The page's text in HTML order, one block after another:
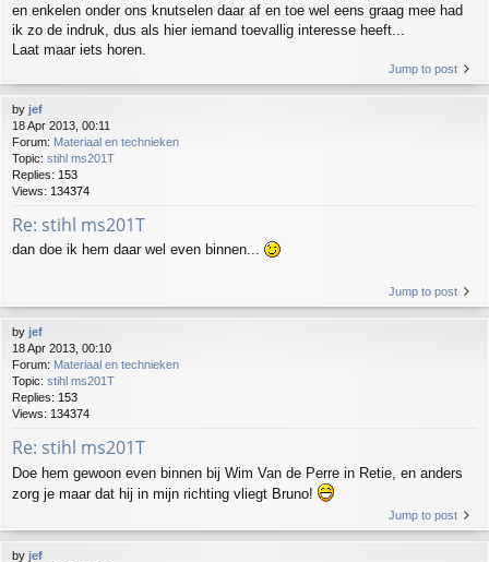
en enkelen onder ons knutselen daar af en toe wel eens graag mee had
ik zo de indruk, dus als hier iemand toevallig interesse heeft...
Laat maar iets horen.
Jump to post
by jef
18 Apr 2013, 00:11
Forum: Materiaal en technieken
Topic: stihl ms201T
Replies: 153
Views: 134374
Re: stihl ms201T
dan doe ik hem daar wel even binnen...
Jump to post
by jef
18 Apr 2013, 00:10
Forum: Materiaal en technieken
Topic: stihl ms201T
Replies: 153
Views: 134374
Re: stihl ms201T
Doe hem gewoon even binnen bij Wim Van de Perre in Retie, en anders
zorg je maar dat hij in mijn richting vliegt Bruno!
Jump to post
by jef